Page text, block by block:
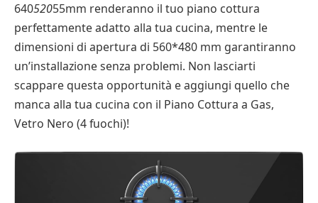
64052055mm renderanno il tuo piano cottura
perfettamente adatto alla tua cucina, mentre le
dimensioni di apertura di 560*480 mm garantiranno
un’installazione senza problemi. Non lasciarti
scappare questa opportunità e aggiungi quello che
manca alla tua cucina con il Piano Cottura a Gas,
Vetro Nero (4 fuochi)!